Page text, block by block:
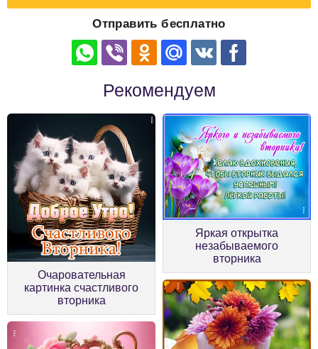
Отправить бесплатно
Рекомендуем
Очаровательная
картинка счастливого
вторника
Яркая открытка
незабываемого
вторника